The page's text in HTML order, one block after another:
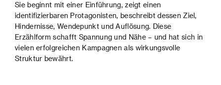
Sie beginnt mit einer Einführung, zeigt einen
identifizierbaren Protagonisten, beschreibt dessen Ziel,
Hindernisse, Wendepunkt und Auflösung. Diese
Erzählform schafft Spannung und Nähe – und hat sich in
vielen erfolgreichen Kampagnen als wirkungsvolle
Struktur bewährt.